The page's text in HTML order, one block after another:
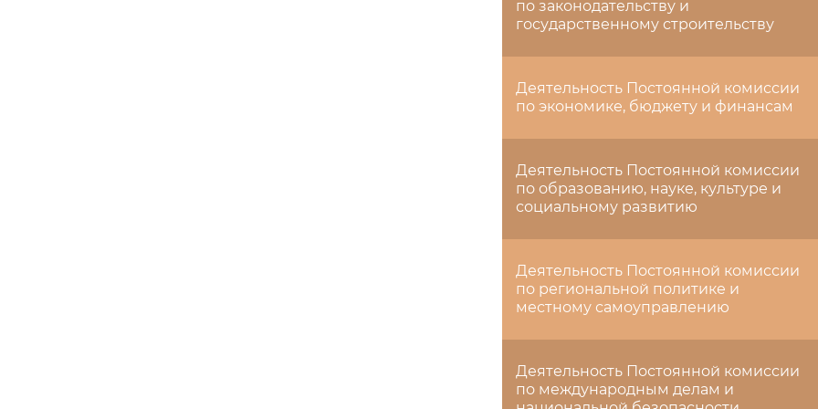
по законодательству и
государственному строительству
Деятельность Постоянной комиссии
по экономике, бюджету и финансам
Деятельность Постоянной комиссии
по образованию, науке, культуре и
социальному развитию
Деятельность Постоянной комиссии
по региональной политике и
местному самоуправлению
Деятельность Постоянной комиссии
по международным делам и